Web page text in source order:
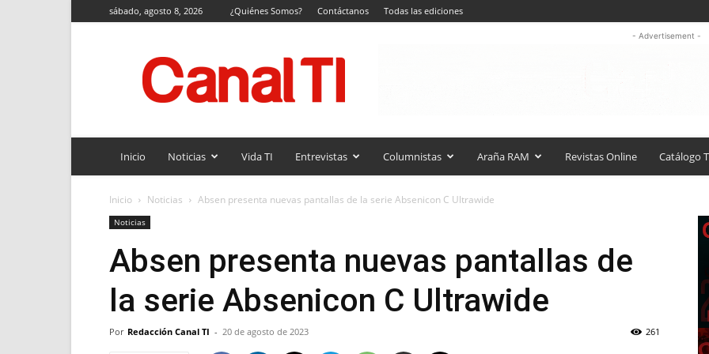
sábado, agosto 8, 2026 ¿Quiénes Somos? Contáctanos Todas las ediciones
TI
- Advertisement -
Inicio Noticias Vida TI Entrevistas Columnistas Araña RAM Revistas Online Catálogo
Inicio Noticias Absen presenta nuevas pantallas de la serie Absenicon C Ultrawide
Noticias
Absen presenta nuevas pantallas de
la serie Absenicon C Ultrawide
Por Redacción Canal TI - 20 de agosto de 2023 261